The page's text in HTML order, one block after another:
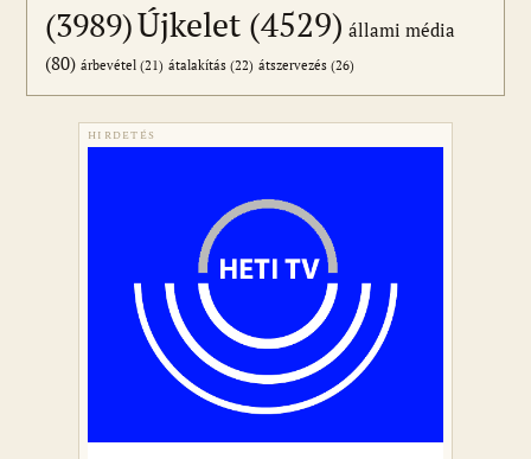
(3989)Újkelet (4529) állami média
(80) árbevétel (21) átalakítás (22) átszervezés (26)
HIRDETÉS